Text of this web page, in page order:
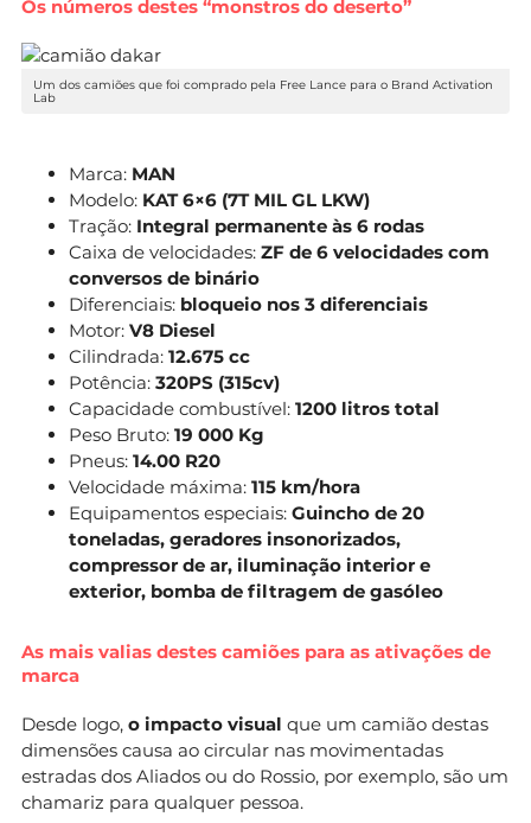
Os números destes “monstros do deserto”
Um dos camiões que foi comprado pela Free Lance para o Brand Activation
Lab
Marca: MAN
Modelo: KAT 6×6 (7T MIL GL LKW)
Tração: Integral permanente às 6 rodas
Caixa de velocidades: ZF de 6 velocidades com
conversos de binário
Diferenciais: bloqueio nos 3 diferenciais
Motor: V8 Diesel
Cilindrada: 12.675 cc
Potência: 320PS (315cv)
Capacidade combustível: 1200 litros total
Peso Bruto: 19 000 Kg
Pneus: 14.00 R20
Velocidade máxima: 115 km/hora
Equipamentos especiais: Guincho de 20
toneladas, geradores insonorizados,
compressor de ar, iluminação interior e
exterior, bomba de filtragem de gasóleo
As mais valias destes camiões para as ativações de
marca
Desde logo, o impacto visual que um camião destas
dimensões causa ao circular nas movimentadas
estradas dos Aliados ou do Rossio, por exemplo, são um
chamariz para qualquer pessoa.